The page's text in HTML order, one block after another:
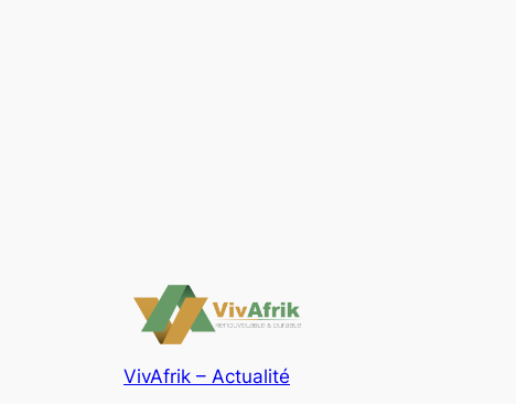
VivAfrik – Actualité